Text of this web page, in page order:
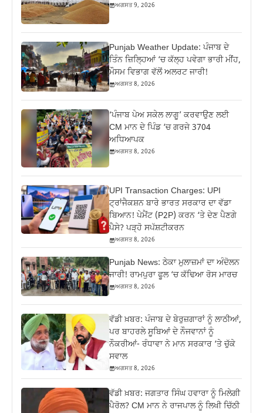
ਅਗਸਤ 9, 2026
Punjab Weather Update: ਪੰਜਾਬ ਦੇ
ਤਿੰਨ ਜ਼‍ਿਲ੍ਹਿਆਂ ‘ਚ ਕੱਲ੍ਹ ਪਵੇਗਾ ਭਾਰੀ ਮੀਂਹ,
ਮੌਸਮ ਵਿਭਾਗ ਵੱਲੋਂ ਅਲਰਟ ਜਾਰੀ!
ਅਗਸਤ 8, 2026
‘ਪੰਜਾਬ ਪੇਅ ਸਕੇਲ ਲਾਗੂ’ ਕਰਵਾਉਣ ਲਈ
CM ਮਾਨ ਦੇ ਪਿੰਡ ‘ਚ ਗਰਜੇ 3704
ਅਧਿਆਪਕ
ਅਗਸਤ 8, 2026
UPI Transaction Charges: UPI
ਟ੍ਰਾਂਜੈਕਸ਼ਨ ਬਾਰੇ ਭਾਰਤ ਸਰਕਾਰ ਦਾ ਵੱਡਾ
ਬਿਆਨ! ਪੇਮੈਂਟ (P2P) ਕਰਨ ‘ਤੇ ਦੇਣ ਪੈਣਗੇ
ਪੈਸੇ? ਪੜ੍ਹੋ ਸਪੱਸ਼ਟੀਕਰਨ
ਅਗਸਤ 8, 2026
Punjab News: ਠੇਕਾ ਮੁਲਾਜ਼ਮਾਂ ਦਾ ਅੰਦੋਲਨ
ਜਾਰੀ! ਰਾਮਪੁਰਾ ਫੂਲ ‘ਚ ਕੱਢਿਆ ਰੋਸ ਮਾਰਚ
ਅਗਸਤ 8, 2026
ਵੱਡੀ ਖ਼ਬਰ: ਪੰਜਾਬ ਦੇ ਬੇਰੁਜ਼ਗਾਰਾਂ ਨੂੰ ਲਾਠੀਆਂ,
ਪਰ ਬਾਹਰਲੇ ਸੂਬਿਆਂ ਦੇ ਨੌਜਵਾਨਾਂ ਨੂੰ
ਨੌਕਰੀਆਂ- ਰੰਧਾਵਾ ਨੇ ਮਾਨ ਸਰਕਾਰ ‘ਤੇ ਚੁੱਕੇ
ਸਵਾਲ
ਅਗਸਤ 8, 2026
ਵੱਡੀ ਖ਼ਬਰ: ਜਗਤਾਰ ਸਿੰਘ ਹਵਾਰਾ ਨੂੰ ਮਿਲੇਗੀ
ਪੈਰੋਲ? CM ਮਾਨ ਨੇ ਰਾਜਪਾਲ ਨੂੰ ਲਿਖੀ ਚਿੱਠੀ